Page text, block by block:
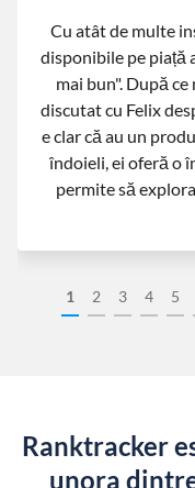
1 2 3 4 5
Cu atât de multe
disponibile pe piață
mai bun". După
discutat cu Felix
e clar că au un
îndoieli, ei oferă o
permite să
Ranktracker
unora